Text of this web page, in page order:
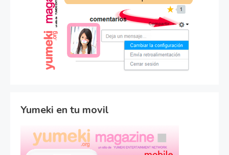
Yumeki en tu movil